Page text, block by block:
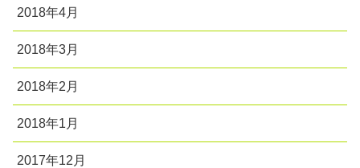
2018年4月
2018年3月
2018年2月
2018年1月
2017年12月